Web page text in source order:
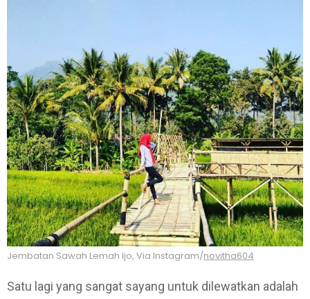
Jembatan Sawah Lemah Ijo, Via Instagram/novitha604
Satu lagi yang sangat sayang untuk dilewatkan adalah